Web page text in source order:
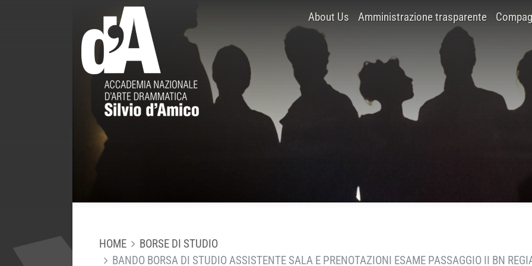
About Us Amministrazione trasparente
HOME
BORSE DI STUDIO
BANDO BORSA DI STUDIO ASSISTENTE SALA E PRENOTAZIONI ESAME PASSAGGIO II BN